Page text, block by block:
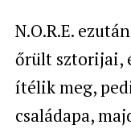
N.O.R.E.
őrült sztorijai,
ítélik meg,
családapa,